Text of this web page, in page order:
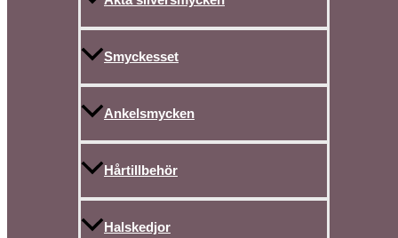
Smyckesset
Ankelsmycken
Hårtillbehör
Halskedjor